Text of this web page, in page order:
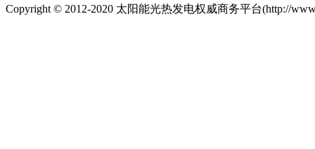
Copyright © 2012-2020 太阳能光热发电权威商务平台(http://